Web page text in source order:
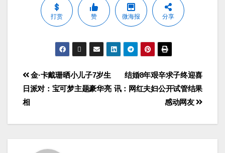
打赏 赞 微海报 分享
结婚8年艰辛求子终迎喜
讯：网红夫妇公开试管结果
感动网友
金·卡戴珊晒小儿子7岁生
日派对：宝可梦主题豪华亮
相